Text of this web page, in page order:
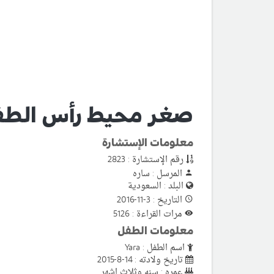
صغر محيط رأس
معلومات الإستشارة
رقم الإستشارة : 2823
المرسل : ساره
البلد : السعودية
التاريخ : 3-11-2016
مرات القراءة : 5126
معلومات الطفل
اسم الطفل : Yara
تاريخ ولادته : 14-8-2015